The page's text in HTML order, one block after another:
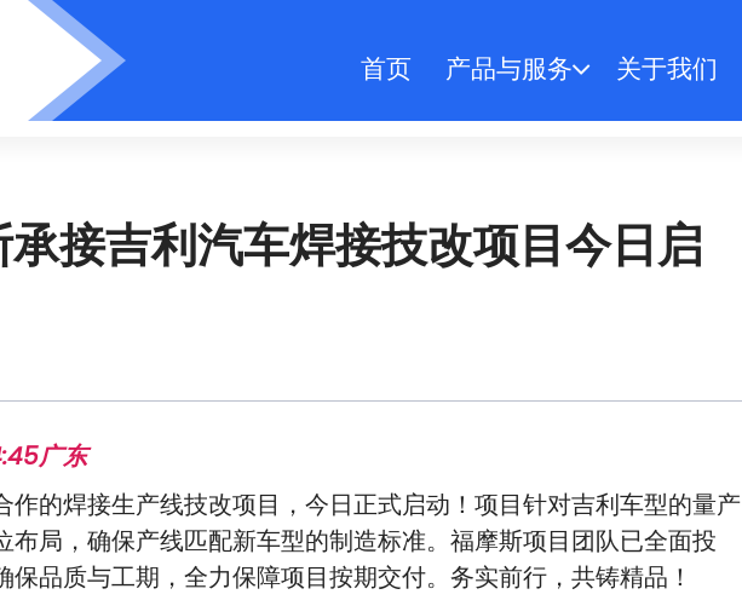
首页 产品与服务 关于我们
接吉利汽车焊接技改项目今日启
广东
的焊接生产线技改项目，今日正式启动！项目针对吉利车型的量产
局，确保产线匹配新车型的制造标准。福摩斯项目团队已全面投
品质与工期，全力保障项目按期交付。务实前行，共铸精品！